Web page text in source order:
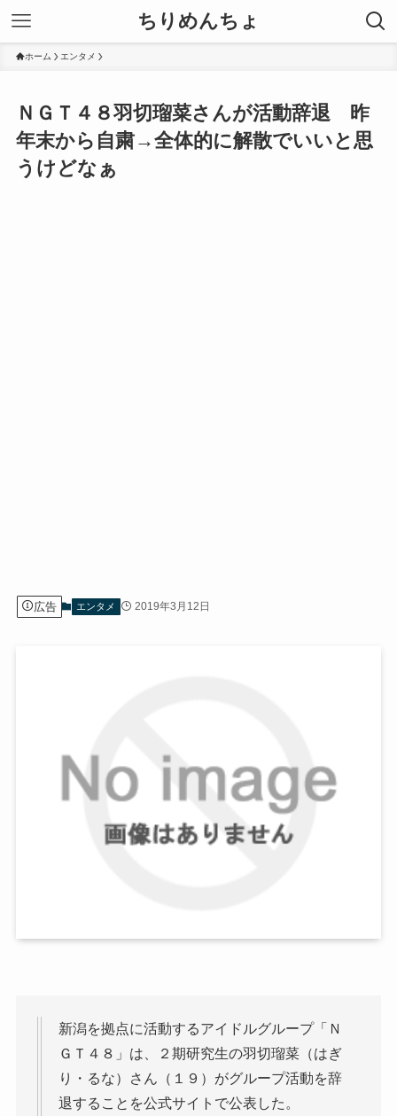
ちりめんちょ
ホーム エンタメ
ＮＧＴ４８羽切瑠菜さんが活動辞退 昨
年末から自粛→全体的に解散でいいと思
うけどなぁ
広告 エンタメ 2019年3月12日
新潟を拠点に活動するアイドルグループ「Ｎ
ＧＴ４８」は、２期研究生の羽切瑠菜（はぎ
り・るな）さん（１９）がグループ活動を辞
退することを公式サイトで公表した。